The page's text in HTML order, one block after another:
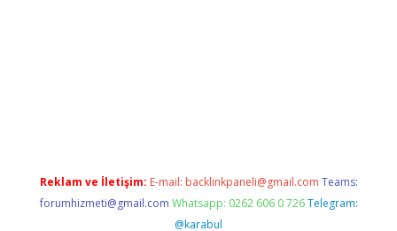
Reklam ve İletişim: E-mail: backlinkpaneli@gmail.com Teams:
forumhizmeti@gmail.com Whatsapp: 0262 606 0 726 Telegram:
@karabul